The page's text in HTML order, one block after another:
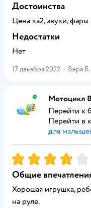
Достоинства
Цена ка2, звуки, фары
Недостатки
Нет
17 декабря 2022 · Вера Б.
Мотоцикл
Перейти к
Перейти в
для
Рейтинг:4
Общие
Хорошая игрушка,
на руле.